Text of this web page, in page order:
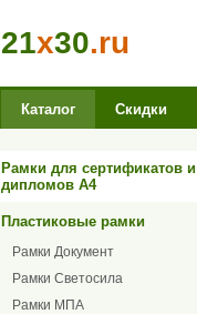
21x30.ru
Каталог Скидки
Рамки для сертификатов и
дипломов А4
Пластиковые рамки
Рамки Документ
Рамки Светосила
Рамки МПА